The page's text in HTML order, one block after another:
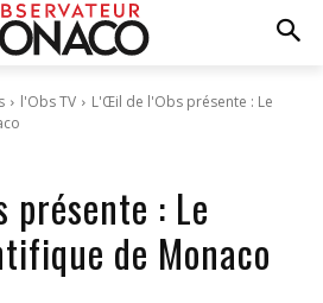
l'Obs TV
L'Œil de l'Obs présente : Le
présente : Le
de Monaco